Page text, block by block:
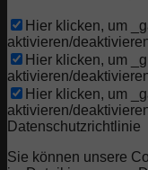
Hier klicken, um
aktivieren/
Hier klicken, um
aktivieren/
Hier klicken, um
aktivieren/
Datenschutzrichtlinie
Sie können unsere